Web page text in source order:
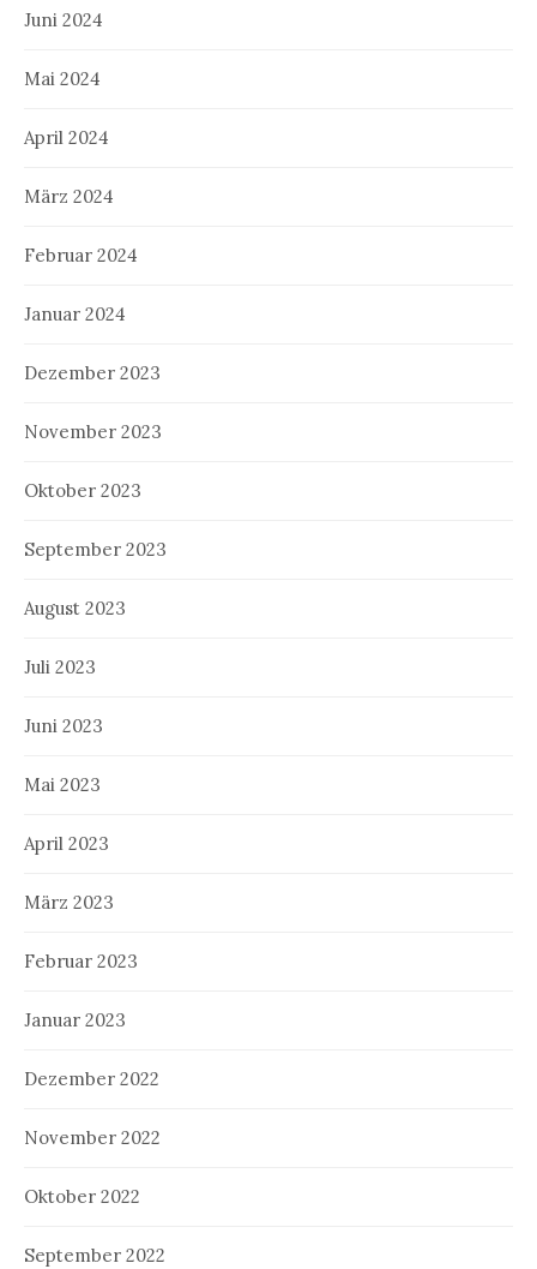
Juni 2024
Mai 2024
April 2024
März 2024
Februar 2024
Januar 2024
Dezember 2023
November 2023
Oktober 2023
September 2023
August 2023
Juli 2023
Juni 2023
Mai 2023
April 2023
März 2023
Februar 2023
Januar 2023
Dezember 2022
November 2022
Oktober 2022
September 2022